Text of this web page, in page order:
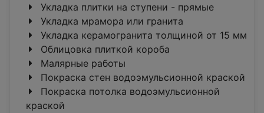
Укладка плитки на ступени - прямые
Укладка мрамора или гранита
Укладка керамогранита толщиной от 15 мм
Облицовка плиткой короба
Малярные работы
Покраска стен водоэмульсионной краской
Покраска потолка водоэмульсионной
краской